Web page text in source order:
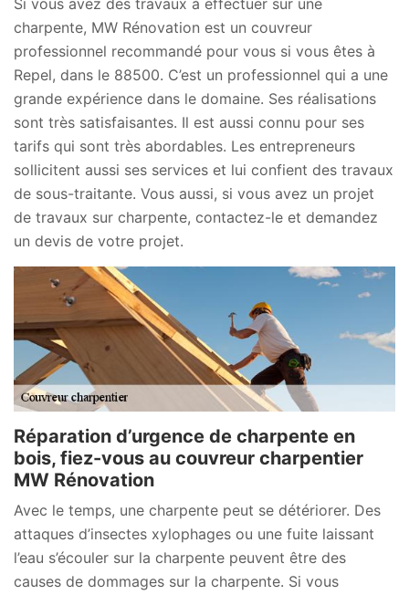
Si vous avez des travaux à effectuer sur une
charpente, MW Rénovation est un couvreur
professionnel recommandé pour vous si vous êtes à
Repel, dans le 88500. C’est un professionnel qui a une
grande expérience dans le domaine. Ses réalisations
sont très satisfaisantes. Il est aussi connu pour ses
tarifs qui sont très abordables. Les entrepreneurs
sollicitent aussi ses services et lui confient des travaux
de sous-traitante. Vous aussi, si vous avez un projet
de travaux sur charpente, contactez-le et demandez
un devis de votre projet.
Réparation d’urgence de charpente en
bois, fiez-vous au couvreur charpentier
MW Rénovation
Avec le temps, une charpente peut se détériorer. Des
attaques d’insectes xylophages ou une fuite laissant
l’eau s’écouler sur la charpente peuvent être des
causes de dommages sur la charpente. Si vous